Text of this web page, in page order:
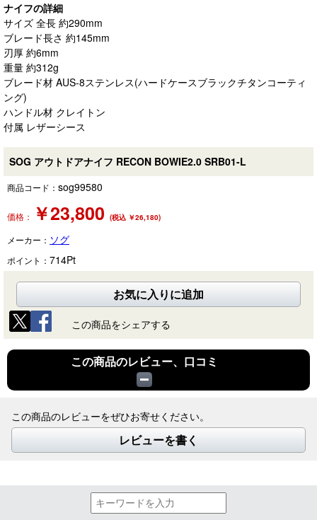
ナイフの詳細
サイズ 全長 約290mm
ブレード長さ 約145mm
刃厚 約6mm
重量 約312g
ブレード材 AUS-8ステンレス(ハードケースブラックチタンコーティ
ング)
ハンドル材 クレイトン
付属 レザーシース
SOG アウトドアナイフ RECON BOWIE2.0 SRB01-L
商品コード： sog99580
価格： ￥23,800 (税込 ￥26,180)
メーカー： ソグ
ポイント： 714Pt
お気に入りに追加
この商品をシェアする
この商品のレビュー、口コミ
この商品のレビューをぜひお寄せください。
レビューを書く